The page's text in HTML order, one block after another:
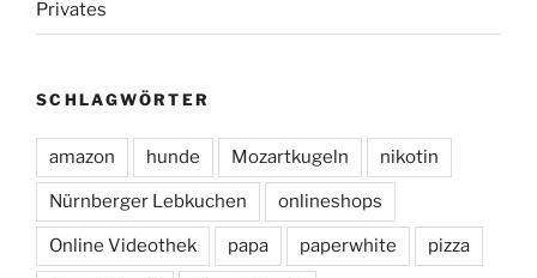
Privates
SCHLAGWÖRTER
amazon hunde Mozartkugeln nikotin
Nürnberger Lebkuchen onlineshops
Online Videothek papa paperwhite pizza